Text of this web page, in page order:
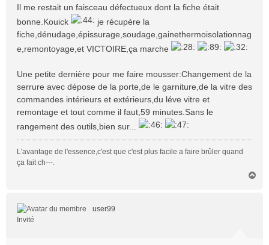
Il me restait un faisceau défectueux dont la fiche était
bonne.Kouick
je récupère la
fiche,dénudage,épissurage,soudage,gainethermoisolationnag
e,remontoyage,et VICTOIRE,ça marche
Une petite dernière pour me faire mousser:Changement de la
serrure avec dépose de la porte,de le garniture,de la vitre des
commandes intérieurs et extérieurs,du léve vitre et
remontage et tout comme il faut,59 minutes.Sans le
rangement des outils,bien sur...
L'avantage de l'essence,c'est que c'est plus facile a faire brûler quand
ça fait ch---.
user99
Invité